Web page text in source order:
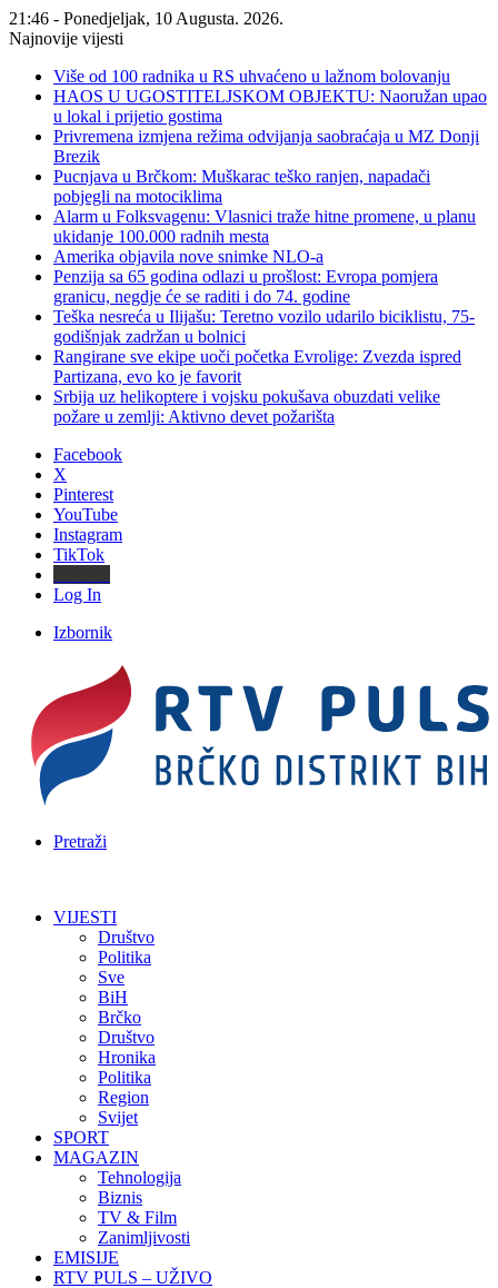
21:46 - Ponedjeljak, 10 Augusta. 2026.
Najnovije vijesti
Više od 100 radnika u RS uhvaćeno u lažnom bolovanju
HAOS U UGOSTITELJSKOM OBJEKTU: Naoružan upao
u lokal i prijetio gostima
Privremena izmjena režima odvijanja saobraćaja u MZ Donji
Brezik
Pucnjava u Brčkom: Muškarac teško ranjen, napadači
pobjegli na motociklima
Alarm u Folksvagenu: Vlasnici traže hitne promene, u planu
ukidanje 100.000 radnih mesta
Amerika objavila nove snimke NLO-a
Penzija sa 65 godina odlazi u prošlost: Evropa pomjera
granicu, negdje će se raditi i do 74. godine
Teška nesreća u Ilijašu: Teretno vozilo udarilo biciklistu, 75-
godišnjak zadržan u bolnici
Rangirane sve ekipe uoči početka Evrolige: Zvezda ispred
Partizana, evo ko je favorit
Srbija uz helikoptere i vojsku pokušava obuzdati velike
požare u zemlji: Aktivno devet požarišta
Facebook
X
Pinterest
YouTube
Instagram
TikTok
Log In
Izbornik
Pretraži
VIJESTI
Društvo
Politika
Sve
BiH
Brčko
Društvo
Hronika
Politika
Region
Svijet
SPORT
MAGAZIN
Tehnologija
Biznis
TV & Film
Zanimljivosti
EMISIJE
RTV PULS – UŽIVO